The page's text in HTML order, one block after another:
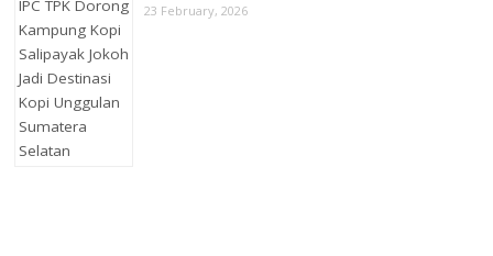
23 February, 2026